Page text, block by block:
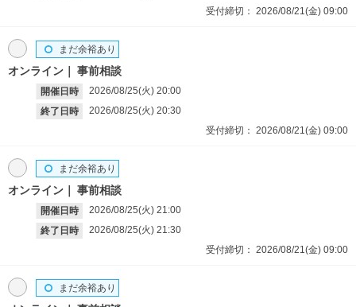
受付締切： 2026/08/21(金) 09:00
オンライン 事前相談
開催日時 2026/08/25(火) 20:00
終了日時
2026/08/25(火) 20:30
まだ余裕あり
受付締切： 2026/08/21(金) 09:00
オンライン 事前相談
開催日時 2026/08/25(火) 21:00
終了日時
2026/08/25(火) 21:30
まだ余裕あり
受付締切： 2026/08/21(金) 09:00
まだ余裕あり